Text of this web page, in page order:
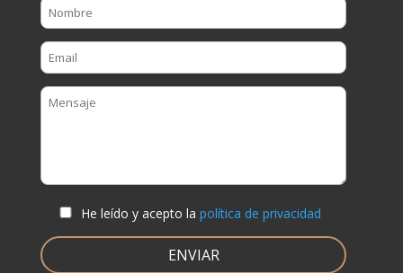
He leído y acepto la política de privacidad